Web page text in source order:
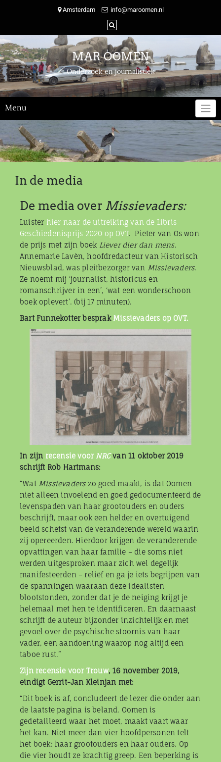
Amsterdam info@maroomen.nl
MAR OOMEN
Onderzoek en journalistiek
Menu
In de media
De media over Missievaders:
Luister hier naar de uitreiking van de Libris
Geschiedenisprijs 2020 op OVT. Pieter van Os won
de prijs met zijn boek Liever dier dan mens.
Annemarie Lavèn, hoofdredacteur van Historisch
Nieuwsblad, was pleitbezorger van Missievaders.
Ze noemt mij ‘journalist, historicus en
romanschrijver in een’, ‘wat een wonderschoon
boek oplevert’. (bij 17 minuten).
Bart Funnekotter besprak Missievaders op OVT.
In zijn recensie voor NRC van 11 oktober 2019
schrijft Rob Hartmans:
“Wat Missievaderszo goed maakt, is dat Oomen
niet alleen invoelend en goed gedocumenteerd de
levenspaden van haar grootouders en ouders
beschrijft, maar ook een helder en overtuigend
beeld schetst van de veranderende wereld waarin
zij opereerden. Hierdoor krijgen de veranderende
opvattingen van haar familie – die soms niet
werden uitgesproken maar zich wel degelijk
manifesteerden – reliëf en ga je iets begrijpen van
de spanningen waaraan deze idealisten
blootstonden, zonder dat je de neiging krijgt je
helemaal met hen te identificeren. En daarnaast
schrijft de auteur bijzonder inzichtelijk en met
gevoel over de psychische stoornis van haar
vader, een aandoening waarop nog altijd een
taboe rust.”
Zijn recensie voor Trouw, 16 november 2019,
eindigt Gerrit-Jan Kleinjan met:
“Dit boek is af, concludeert de lezer die onder aan
de laatste pagina is beland. Oomen is
gedetailleerd waar het moet, maakt vaart waar
het kan. Niet meer dan vier hoofdpersonen telt
het boek: haar grootouders en haar ouders. Op
die vier houdt ze krachtig greep. Een beperking is